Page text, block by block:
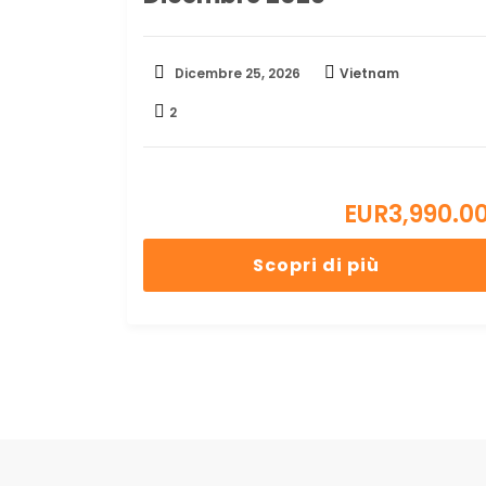
Dicembre 25, 2026 Vietnam
2
EUR
Scopri di più